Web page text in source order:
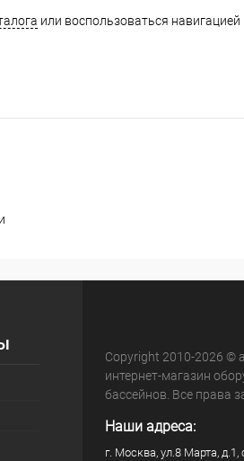
или воспользоваться навигацией
Copyright 2010-2026 ©
интернет-магазин
бассейнов. Все права
Наши адреса:
г. Москва, ул.8 Марта, д.1,